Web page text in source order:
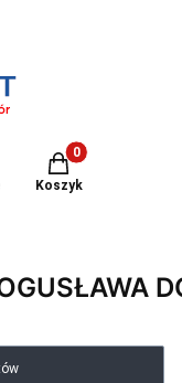
Produkty w
Koszyk